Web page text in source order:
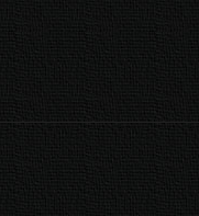
Post